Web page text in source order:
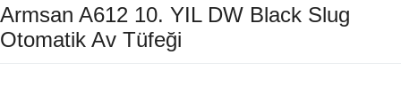
Armsan A612 10. YIL DW Black Slug
Otomatik Av Tüfeği